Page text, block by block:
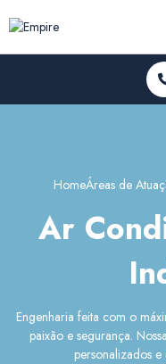
HomeÁreas de
Ar
Engenharia feita com o
paixão e segurança.
personalizados